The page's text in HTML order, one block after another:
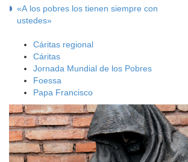
«A los pobres los tienen siempre con
ustedes»
Cáritas regional
Cáritas
Jornada Mundial de los Pobres
Foessa
Papa Francisco